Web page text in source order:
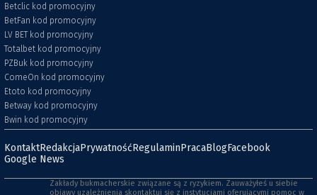
Betclic kod promocyjny
BetFan kod promocyjny
LV BET kod promocyjny
Totalbet kod promocyjny
PZBuk kod promocyjny
ComeOn kod promocyjny
Etoto kod promocyjny
Betway kod promocyjny
Bwin kod promocyjny
KontaktRedakcjaPrywatnośćRegulaminPracaBlogFacebook
Google News
Zakłady bukmacherskie związane są z ryzykiem. Zauważyłeś u siebie
objawy uzależnienia skontaktuj się z instytucjami oferującymi pomoc w